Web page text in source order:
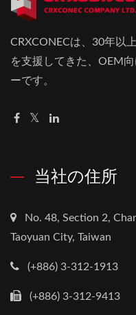
CRXCONECは、30年以
を支援してきた、OEM
ーです。
当社の住所
No. 48, Section 2,
Taoyuan City, Taiwan
(+886) 3-312-1913
(+886) 3-312-9413